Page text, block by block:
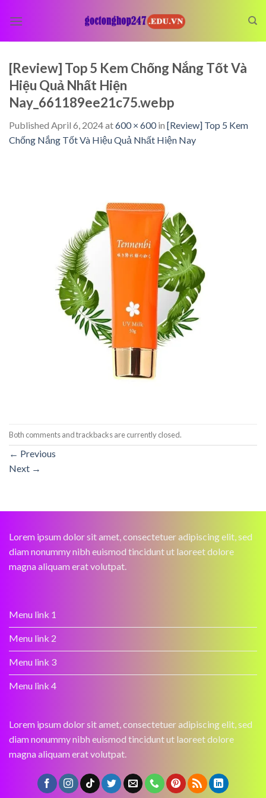
[Review] Top 5 Kem Chống Nắng Tốt Và
Hiệu Quả Nhất Hiện
Nay_661189ee21c75.webp
Published April 6, 2024at600 × 600in [Review] Top 5 Kem
Chống Nắng Tốt Và Hiệu Quả Nhất Hiện Nay
Both comments and trackbacks are currently closed.
← Previous
Next →
Lorem ipsum dolor sit amet, consectetuer adipiscing elit, sed
diam nonummy nibh euismod tincidunt ut laoreet dolore
magna aliquam erat volutpat.
Menu link 1
Menu link 2
Menu link 3
Menu link 4
Lorem ipsum dolor sit amet, consectetuer adipiscing elit, sed
diam nonummy nibh euismod tincidunt ut laoreet dolore
magna aliquam erat volutpat.